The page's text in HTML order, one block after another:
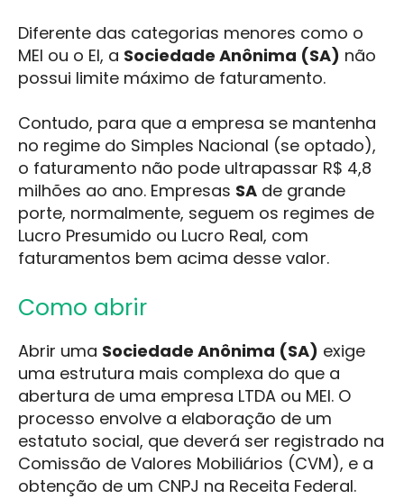
Diferente das categorias menores como o
MEI ou o EI, a Sociedade Anônima (SA) não
possui limite máximo de faturamento.
Contudo, para que a empresa se mantenha
no regime do Simples Nacional (se optado),
o faturamento não pode ultrapassar R$ 4,8
milhões ao ano. Empresas SA de grande
porte, normalmente, seguem os regimes de
Lucro Presumido ou Lucro Real, com
faturamentos bem acima desse valor.
Como abrir
Abrir uma Sociedade Anônima (SA) exige
uma estrutura mais complexa do que a
abertura de uma empresa LTDA ou MEI. O
processo envolve a elaboração de um
estatuto social, que deverá ser registrado na
Comissão de Valores Mobiliários (CVM), e a
obtenção de um CNPJ na Receita Federal.